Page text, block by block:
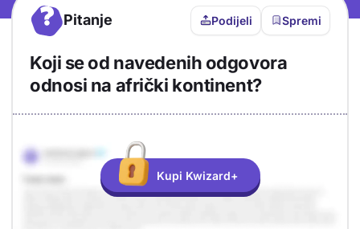
? Pitanje Podijeli Spremi
Koji se od navedenih odgovora
odnosi na afrički kontinent?
Odgovor
Objašnjenje
Kupi Kwizard+